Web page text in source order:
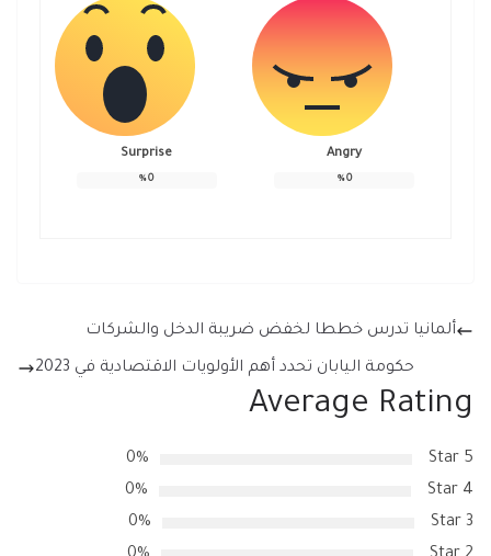
Angry
0
%
Surprise
0
%
ألمانيا تدرس خططا لخفض ضريبة الدخل والشركات
حكومة اليابان تحدد أهم الأولويات الاقتصادية في 2023
Average Rating
5 Star
0%
4 Star
0%
3 Star
0%